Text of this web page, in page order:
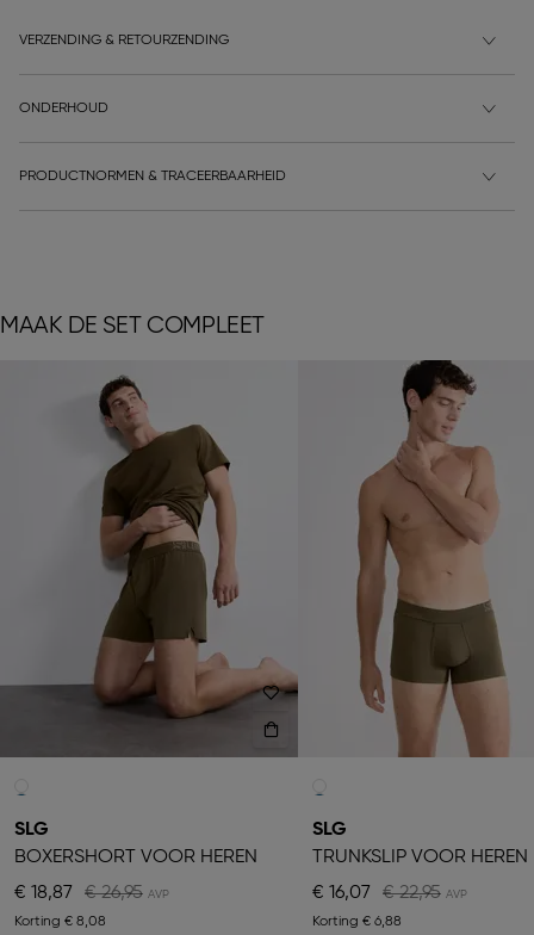
VERZENDING & RETOURZENDING
ONDERHOUD
PRODUCTNORMEN & TRACEERBAARHEID
MAAK DE SET COMPLEET
SLG
BOXERSHORT VOOR HEREN
€ 18,87
€ 26,95
Korting € 8,08
SLG
TRUNKSLIP VOOR HEREN
€ 16,07
€ 22,95
Korting € 6,88